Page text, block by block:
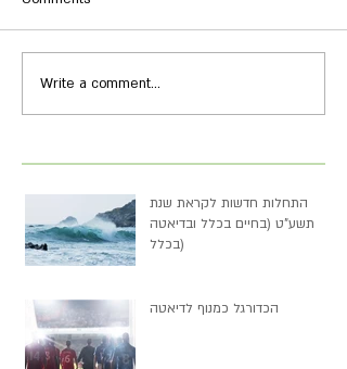
Write a comment...
התחלות חדשות לקראת שנת
תשע"ט (בחיים בכלל ובדיאטה
בכלל)
הכדורגל כמנוף לדיאטה